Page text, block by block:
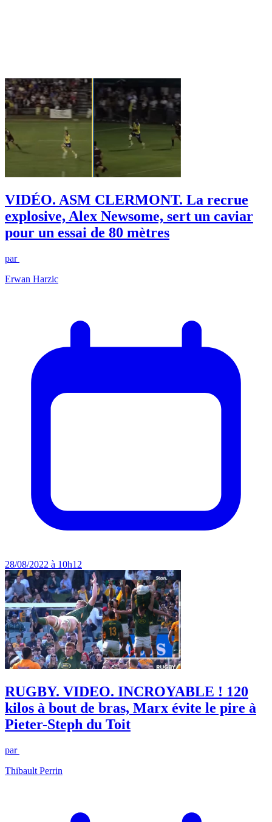
VIDÉO. ASM CLERMONT. La recrue
explosive, Alex Newsome, sert un caviar
pour un essai de 80 mètres
par
Erwan Harzic
28/08/2022 à 10h12
RUGBY. VIDEO. INCROYABLE ! 120
kilos à bout de bras, Marx évite le pire à
Pieter-Steph du Toit
par
Thibault Perrin